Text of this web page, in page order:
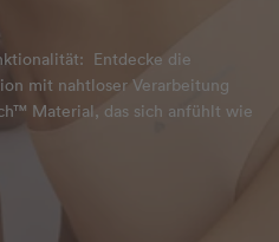
Entdecke die
mit nahtloser Verarbeitung
Material, das sich anfühlt wie